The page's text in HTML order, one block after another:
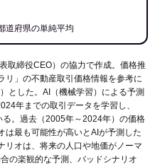
道府県の単純平均
取締役CEO）の協力で作成。価格推
リ 」の不動産取引価格情報を参考に
とした。AI（機械学習）による予測
年までの取引データを学習し、
。過去（2005年～2024年）の価格
は最も可能性が高いとAIが予測した
リオは、将来の人口や地価がノーマ
の楽観的な予測、バッドシナリオ